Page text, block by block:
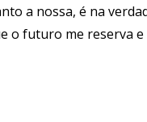
a nossa, é na
o futuro me reserva